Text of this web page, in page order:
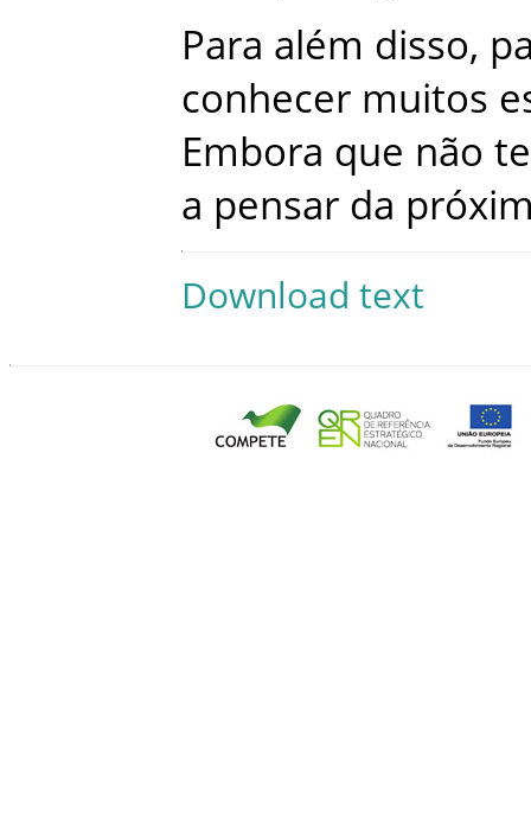
Para além disso,
conhecer muitos
Embora que não
a pensar da
Download text